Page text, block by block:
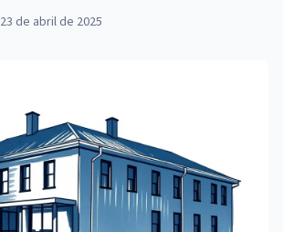
23 de abril de 2025